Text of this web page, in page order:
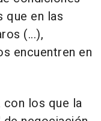
que en las
(...),
encuentren en
con los que la